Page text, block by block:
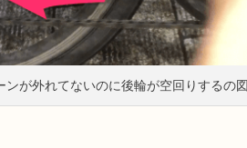
ンが外れてないのに後輪が空回りするの図